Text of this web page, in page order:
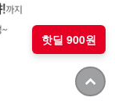
핫딜 900원